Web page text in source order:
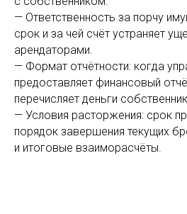
— Ответственность за порчу
срок и за чей счёт устраняет
арендаторами.
— Формат отчётности: когда
предоставляет финансовый
перечисляет деньги
— Условия расторжения: срок
порядок завершения текущих
и итоговые взаиморасчёты.